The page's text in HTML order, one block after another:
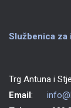
Službenica za
Trg Antuna i
Email :